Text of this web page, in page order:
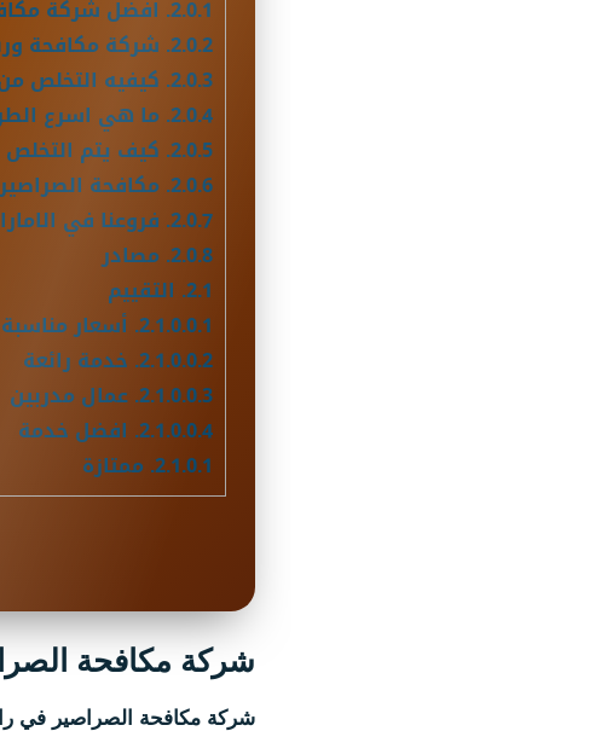
2.0.1. افضل شركة
2.0.2. شركة مكافحة
2.0.3. كيفيه التخلص
2.0.4. ما هي اسرع
2.0.5. كيف يتم
2.0.6. مكافحة
2.0.7. فروعنا في
2.0.8. مصادر
2.1. التقييم
2.1.0.0.1. أسعار مناسبة
2.1.0.0.2. خدمة رائعة
2.1.0.0.3. عمال مدربين
2.1.0.0.4. افضل خدمة
2.1.0.1. ممتازة
شركة مكافحة الصراصير
شركة مكافحة الصراصير في